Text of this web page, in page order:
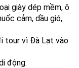
giày dép mềm, ô
cảm, dầu gió,
tour vì Đà Lạt vào
động.